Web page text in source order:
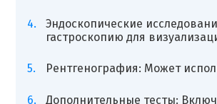
Эндоскопические
гастроскопию для
Рентгенография: Может
Дополнительные тесты: